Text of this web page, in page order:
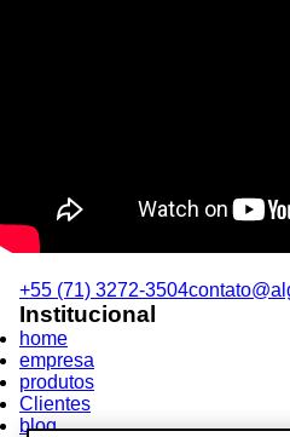
+55 (71) 3272-3504
Institucional
home
empresa
produtos
Clientes
blog